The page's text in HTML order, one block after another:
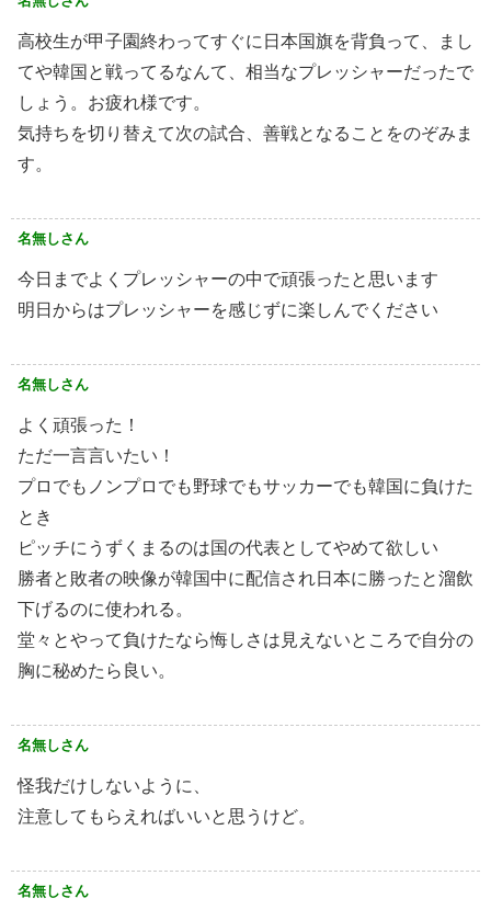
高校生が甲子園終わってすぐに日本国旗を背負って、まし
てや韓国と戦ってるなんて、相当なプレッシャーだったで
しょう。お疲れ様です。
気持ちを切り替えて次の試合、善戦となることをのぞみま
す。
名無しさん
今日までよくプレッシャーの中で頑張ったと思います
明日からはプレッシャーを感じずに楽しんでください
名無しさん
よく頑張った！
ただ一言言いたい！
プロでもノンプロでも野球でもサッカーでも韓国に負けた
とき
ピッチにうずくまるのは国の代表としてやめて欲しい
勝者と敗者の映像が韓国中に配信され日本に勝ったと溜飲
下げるのに使われる。
堂々とやって負けたなら悔しさは見えないところで自分の
胸に秘めたら良い。
名無しさん
怪我だけしないように、
注意してもらえればいいと思うけど。
名無しさん